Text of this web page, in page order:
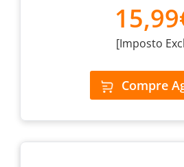
[Imposto
Compre